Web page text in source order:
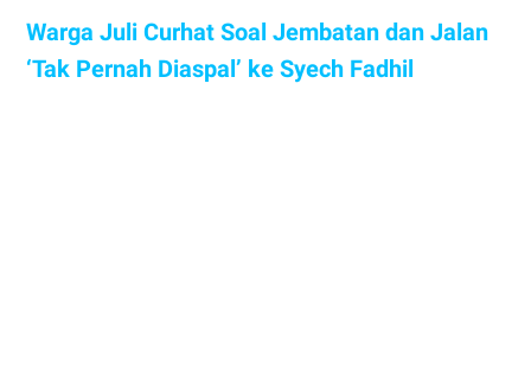
Warga Juli Curhat Soal Jembatan dan Jalan
‘Tak Pernah Diaspal’ ke Syech Fadhil